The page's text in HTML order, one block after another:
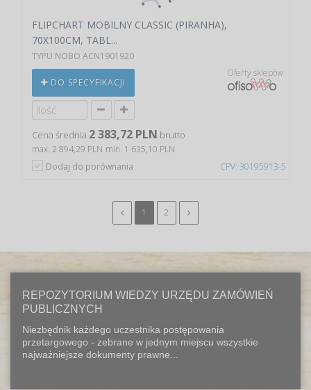
CPV: 30195913-5
FLIPCHART MOBILNY CLASSIC (PIRANHA),
70X100CM, TABL...
TYPU NOBO ACN1901920
DO SPECYFIKACJI
Oferty sklepów
Cena średnia 2 383,72 PLN brutto
max. 2 894,29 PLN min. 1 635,10 PLN
Dodaj do porównania
1 2
REPOZYTORIUM WIEDZY URZĘDU ZAMÓWIEŃ
PUBLICZNYCH
Niezbędnik każdego uczestnika postępowania
przetargowego - zebrane w jednym miejscu wszystkie
najważniejsze dokumenty prawne...